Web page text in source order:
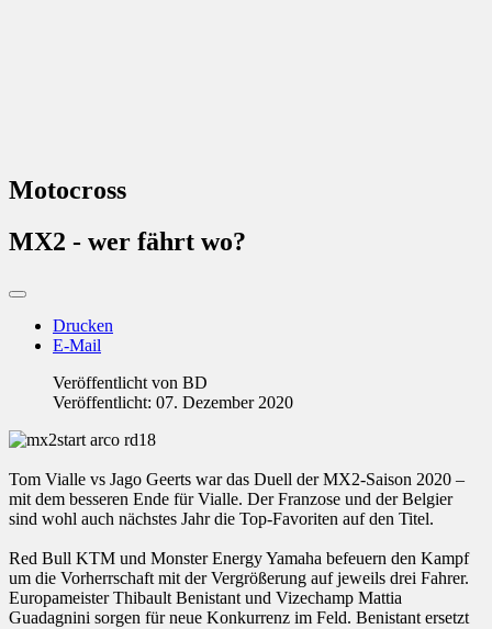
Motocross
MX2 - wer fährt wo?
Drucken
E-Mail
Veröffentlicht von BD
Veröffentlicht: 07. Dezember 2020
Tom Vialle vs Jago Geerts war das Duell der MX2-Saison 2020 –
mit dem besseren Ende für Vialle. Der Franzose und der Belgier
sind wohl auch nächstes Jahr die Top-Favoriten auf den Titel.
Red Bull KTM und Monster Energy Yamaha befeuern den Kampf
um die Vorherrschaft mit der Vergrößerung auf jeweils drei Fahrer.
Europameister Thibault Benistant und Vizechamp Mattia
Guadagnini sorgen für neue Konkurrenz im Feld. Benistant ersetzt